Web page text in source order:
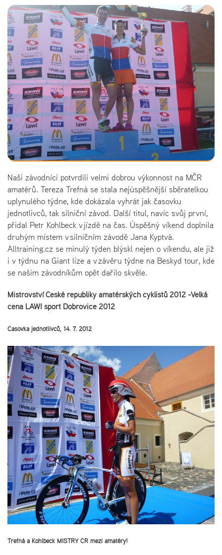
Naši závodníci potvrdili velmi dobrou výkonnost na MČR
amatérů. Tereza Trefná se stala nejúspěšnější sběratelkou
uplynulého týdne, kde dokázala vyhrát jak časovku
jednotlivců, tak silniční závod. Další titul, navíc svůj první,
přidal Petr Kohlbeck v jízdě na čas. Úspěšný víkend doplnila
druhým místem v silničním závodě Jana Kyptvá.
Alltraining.cz se minulý týden blýskl nejen o víkendu, ale již
i v týdnu na Giant lize a v závěru týdne na Beskyd tour, kde
se našim závodníkům opět dařilo skvěle.
Mistrovství České republiky amatérských cyklistů 2012 -Velká
cena LAWI sport Dobrovice 2012
Časovka jednotlivců, 14. 7. 2012
Trefná a Kohlbeck MISTRY ČR mezi amatéry!